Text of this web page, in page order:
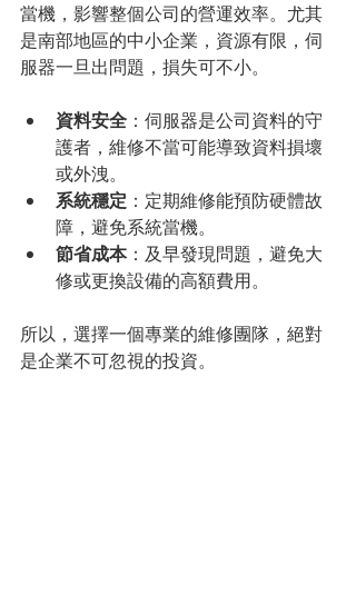
當機，影響整個公司的營運效率。尤其
是南部地區的中小企業，資源有限，伺
服器一旦出問題，損失可不小。
資料安全 ：伺服器是公司資料的守
護者，維修不當可能導致資料損壞
或外洩。
系統穩定 ：定期維修能預防硬體故
障，避免系統當機。
節省成本：及早發現問題，避免大
修或更換設備的高額費用。
所以，選擇一個專業的維修團隊，絕對
是企業不可忽視的投資。